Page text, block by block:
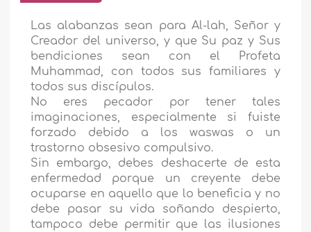
Las alabanzas sean para Al-lah, Señor y
Creador del universo, y que Su paz y Sus
bendiciones sean con el Profeta
Muhammad, con todos sus familiares y
todos sus discípulos.
No eres pecador por tener tales
imaginaciones, especialmente si fuiste
forzado debido a los waswas o un
trastorno obsesivo compulsivo.
Sin embargo, debes deshacerte de esta
enfermedad porque un creyente debe
ocuparse en aquello que lo beneficia y no
debe pasar su vida soñando despierto,
tampoco debe permitir que las ilusiones